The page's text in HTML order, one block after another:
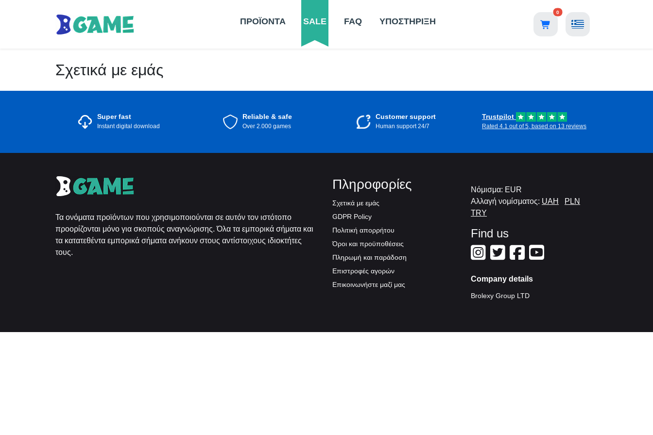
ΠΡΟΪΟΝΤΑ SALE FAQ ΥΠΟΣΤΗΡΙΞΗ
0
Σχετικά με εμάς
Super fast
Instant digital download
Reliable & safe
Over 2.000 games
Customer support
Human support 24/7
Trustpilot
Rated 4.1 out of 5, based on 13 reviews
Τα ονόματα προϊόντων που χρησιμοποιούνται σε αυτόν τον ιστότοπο
προορίζονται μόνο για σκοπούς αναγνώρισης. Όλα τα εμπορικά σήματα και
τα κατατεθέντα εμπορικά σήματα ανήκουν στους αντίστοιχους ιδιοκτήτες
τους.
Πληροφορίες
Σχετικά με εμάς
GDPR Policy
Πολιτική απορρήτου
Όροι και προϋποθέσεις
Πληρωμή και παράδοση
Επιστροφές αγορών
Επικοινωνήστε μαζί μας
Νόμισμα: EUR
Αλλαγή νομίσματος: UAH
PLN
TRY
Find us
Company details
Brolexy Group LTD